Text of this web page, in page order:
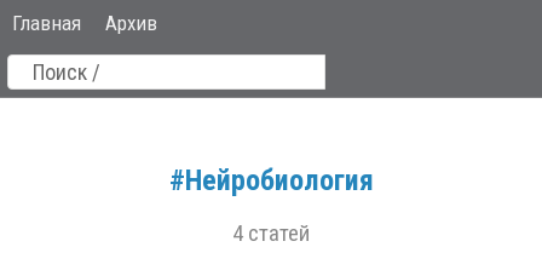
Главная Архив
#Нейробиология
4 статей